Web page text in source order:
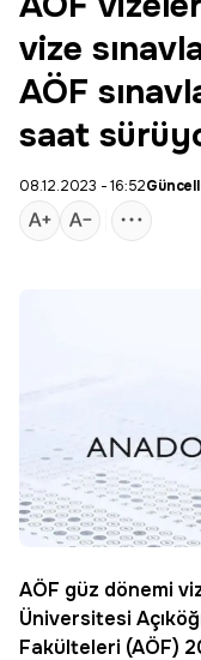
vize
AÖF
saat
08.12.2023 - 16:52
AÖF güz dönemi
Üniversitesi
Fakülteleri (AÖF)